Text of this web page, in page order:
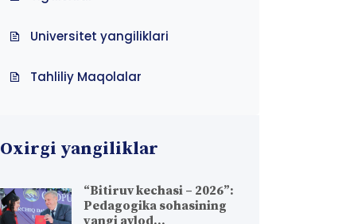
Universitet yangiliklari
Tahliliy Maqolalar
Oxirgi yangiliklar
“Bitiruv kechasi – 2026”:
Pedagogika sohasining
yangi avlod...